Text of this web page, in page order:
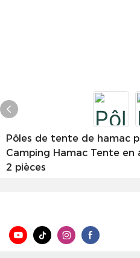
Pôles de tente de hamac
Camping Hamac Tente en
2 pièces